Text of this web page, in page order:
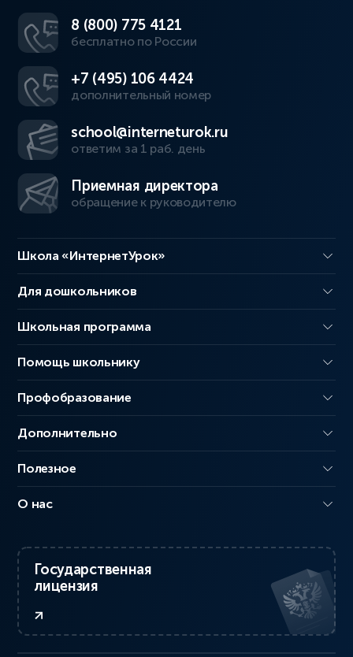
8 (800) 775 4121
бесплатно по России
+7 (495) 106 4424
дополнительный номер
school@interneturok.ru
ответим за 1 раб. день
Приемная директора
обращение к руководителю
Школа «ИнтернетУрок»
Для дошкольников
Школьная программа
Помощь школьнику
Профобразование
Дополнительно
Полезное
О нас
Государственная
лицензия